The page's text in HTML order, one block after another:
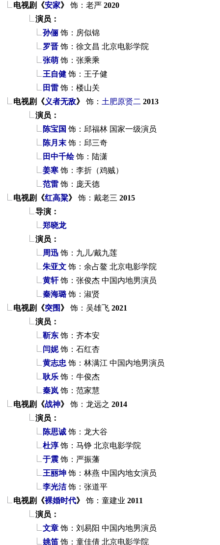
电视剧《安家》 饰：老严 2020
演员：
孙俪 饰：房似锦
罗晋 饰：徐文昌 北京电影学院
张萌 饰：张乘乘
王自健 饰：王子健
田雷 饰：楼山关
电视剧《义者无敌》 饰： 土肥原贤二 2013
演员：
陈宝国 饰：邱福林 国家一级演员
陈月末 饰：邱三奇
田中千绘 饰：陆潇
姜寒 饰：李折（鸡贼）
范雷 饰：庞天德
电视剧《红高粱》 饰：戴老三 2015
导演：
郑晓龙
演员：
周迅 饰：九儿/戴九莲
朱亚文 饰：余占鳌 北京电影学院
黄轩 饰：张俊杰 中国内地男演员
秦海璐 饰：淑贤
电视剧《突围 》 饰：吴雄飞 2021
演员：
靳东 饰：齐本安
闫妮 饰：石红杏
黄志忠 饰：林满江 中国内地男演员
耿乐 饰：牛俊杰
秦岚 饰：范家慧
电视剧《战神》 饰：龙远之 2014
演员：
陈思诚 饰：龙大谷
杜淳 饰：马铮 北京电影学院
于震 饰：严振藩
王丽坤 饰：林燕 中国内地女演员
李光洁 饰：张道平
电视剧《裸婚时代》 饰：童建业 2011
演员：
文章 饰：刘易阳 中国内地男演员
姚笛 饰：童佳倩 北京电影学院